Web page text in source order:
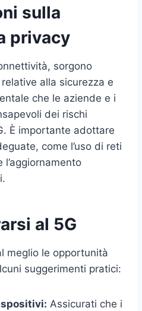
sulla
privacy
sorgono
alla sicurezza e
che le aziende e i
dei rischi
È importante adottare
come l’uso di reti
al 5G
meglio le opportunità
suggerimenti pratici:
Assicurati che i